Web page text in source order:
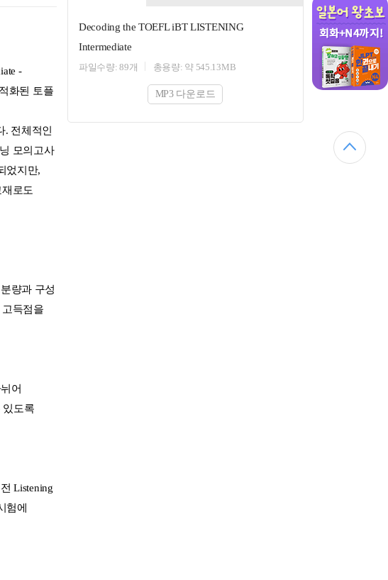
-
화된 토플
전체적인
모의고사
었지만,
로도
량과 구성
득점을
어
있도록
Listening
험에
Decoding the TOEFL iBT LISTENING
Intermediate
파일수량: 89개 총용량: 약 545.13MB
MP3 다운로드